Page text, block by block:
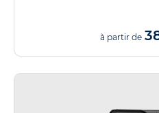
à partir de